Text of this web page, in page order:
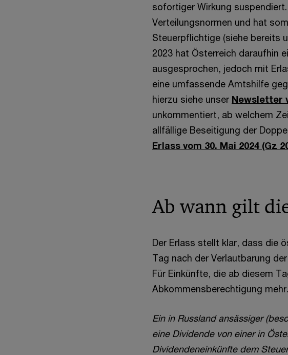
sofortiger Wirkung
Verteilungsnormen und hat
Steuerpflichtige (siehe bereits
2023 hat Österreich daraufhin
ausgesprochen, jedoch mit
eine umfassende Amtshilfe
hierzu siehe unser Newsletter
unkommentiert, ab welchem
allfällige Beseitigung der
Erlass vom 30. Mai 2024 (Gz
Ab wann gilt
Der Erlass stellt klar, dass die
Tag nach der Verlautbarung
Für Einkünfte, die ab diesem
Abkommensberechtigung
Ein in Russland ansässiger
eine Dividende von einer in
Dividendeneinkünfte dem